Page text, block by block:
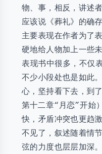
物、事，相反，讲述
应该说《葬礼》的确
主要表现在作者为了
硬地给人物加上一些
表现书中很多，不仅
不少小段处也是如此
心，坚持看下去，到
第十二章“月恋”开始
快，矛盾冲突也更趋
不见了，叙述随着情
弦的力度也层层加深